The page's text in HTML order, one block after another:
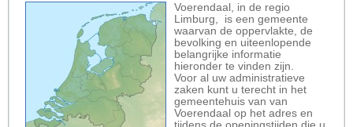
Voerendaal, in de regio
Limburg, is een gemeente
waarvan de oppervlakte, de
bevolking en uiteenlopende
belangrijke informatie
hieronder te vinden zijn.
Voor al uw administratieve
zaken kunt u terecht in het
gemeentehuis van van
Voerendaal op het adres en